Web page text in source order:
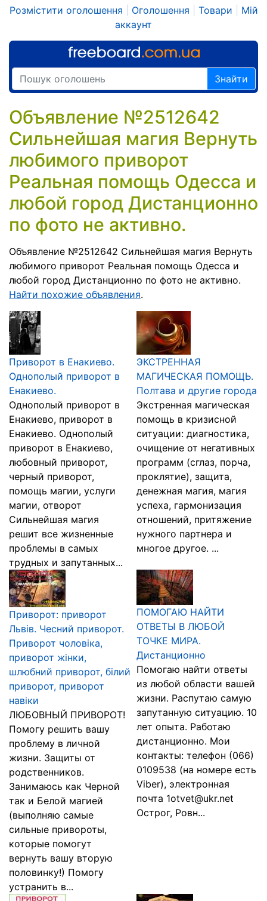
Розмістити оголошення Оголошення Товари
Мій
аккаунт
Знайти
Объявление №2512642
Сильнейшая магия Вернуть
любимого приворот
Реальная помощь Одесса и
любой город Дистанционно
по фото не активно.
Объявление №2512642 Сильнейшая магия Вернуть
любимого приворот Реальная помощь Одесса и
любой город Дистанционно по фото не активно.
Найти похожие объявления.
Приворот в Енакиево.
Однополый приворот в
Енакиево.
Однополый приворот в
Енакиево, приворот в
Енакиево. Однополый
приворот в Енакиево,
любовный приворот,
черный приворот,
помощь магии, услуги
магии, отворот
Сильнейшая магия
решит все жизненные
проблемы в самых
трудных и запутанных...
ЭКСТРЕННАЯ
МАГИЧЕСКАЯ ПОМОЩЬ.
Полтава и другие города
Экстренная магическая
помощь в кризисной
ситуации: диагностика,
очищение от негативных
программ (сглаз, порча,
проклятие), защита,
денежная магия, магия
успеха, гармонизация
отношений, притяжение
нужного партнера и
многое другое. ...
Приворот: приворот
Львів. Чесний приворот.
Приворот чоловіка,
приворот жінки,
шлюбний приворот, білий
приворот, приворот
навіки
ЛЮБОВНЫЙ ПРИВОРОТ!
Помогу решить вашу
проблему в личной
жизни. Защиты от
родственников.
Занимаюсь как Черной
так и Белой магией
(выполняю самые
сильные привороты,
которые помогут
вернуть вашу вторую
половинку!) Помогу
устранить в...
ПОМОГАЮ НАЙТИ
ОТВЕТЫ В ЛЮБОЙ
ТОЧКЕ МИРА.
Дистанционно
Помогаю найти ответы
из любой области вашей
жизни. Распутаю самую
запутанную ситуацию. 10
лет опыта. Работаю
дистанционно. Мои
контакты: телефон (066)
0109538 (на номере есть
Viber), электронная
почта 1otvet@ukr.net
Острог, Ровн...